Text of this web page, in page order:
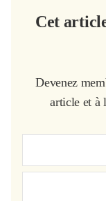
Cet
Devenez
article et à